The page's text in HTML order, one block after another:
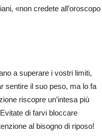
«non credete all’oroscopo
a superare i vostri limiti,
sentire il suo peso, ma lo fa
riscopre un’intesa più
di farvi bloccare
al bisogno di riposo!